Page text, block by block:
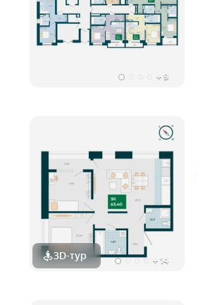
+ 9
3D-тур + 14